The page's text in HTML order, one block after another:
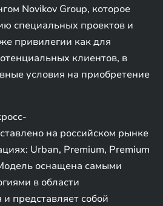
Novikov Group, которое
специальных проектов и
привилегии как для
клиентов, в
условия на приобретение
на российском рынке
Urban, Premium, Premium
оснащена самыми
в области
представляет собой